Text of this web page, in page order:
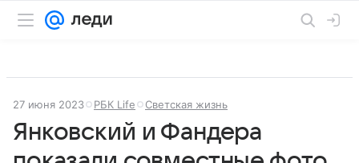
27 июня 2023 РБК Life Светская жизнь
Янковский и Фандера